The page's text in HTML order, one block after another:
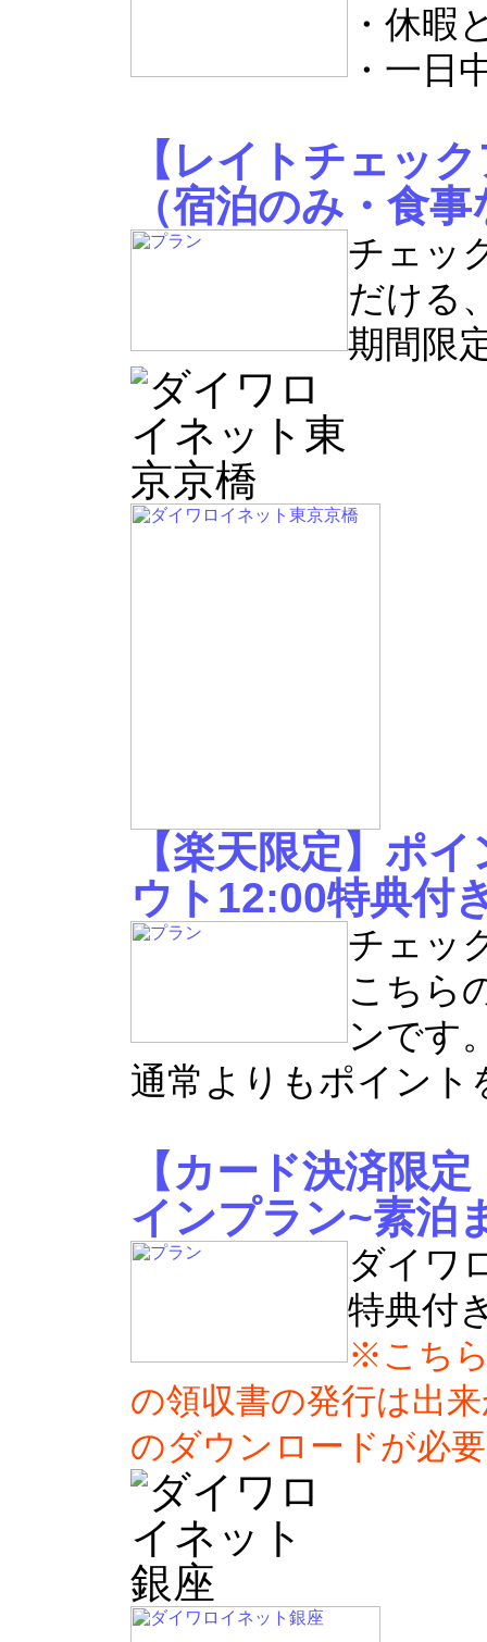
・休暇
・一日
【レイトチェッ
（宿泊のみ・食
チェッ
だける
期間限
【楽天限定】ポ
ウト12:00特典付
チェッ
こちら
ンです
通常よりもポイント
【カード決済限
インプラン~素泊
ダイワ
特典付
※こち
の領収書の発行は出
のダウンロードが必